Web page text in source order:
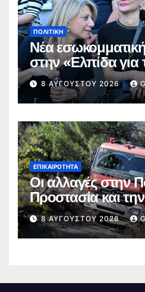
ΠΟΛΙΤΙΚΉ
Νέα
στην «Ελπίδα για
Δημοκρατία»
8 ΑΥΓΟΎΣΤΟΥ 2026
ΕΠΙΚΑΙΡΌΤΗΤΑ
Οι αλλαγές στην
Προστασία και την
Πυροσβεστική
8 ΑΥΓΟΎΣΤΟΥ 2026